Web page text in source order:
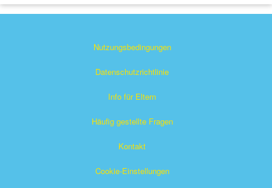
Nutzungsbedingungen
Datenschutzrichtlinie
Info für Eltern
Häufig gestellte Fragen
Kontakt
Cookie-Einstellungen